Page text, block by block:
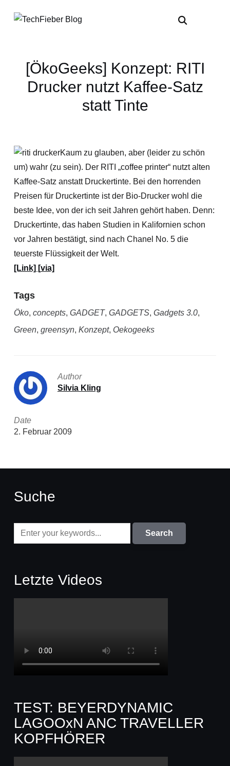
[ÖkoGeeks] Konzept: RITI
Drucker nutzt Kaffee-Satz
statt Tinte
Kaum zu glauben, aber (leider zu schön
um) wahr (zu sein). Der RITI „coffee printer“ nutzt alten
Kaffee-Satz anstatt Druckertinte. Bei den horrenden
Preisen für Druckertinte ist der Bio-Drucker wohl die
beste Idee, von der ich seit Jahren gehört haben. Denn:
Druckertinte, das haben Studien in Kalifornien schon
vor Jahren bestätigt, sind nach Chanel No. 5 die
teuerste Flüssigkeit der Welt.
[Link] [via]
Tags
Öko, concepts, GADGET, GADGETS, Gadgets 3.0,
Green, greensyn, Konzept, Oekogeeks
Author
Silvia Kling
Date
2. Februar 2009
Suche
Letzte Videos
TEST: BEYERDYNAMIC
LAGOOxN ANC TRAVELLER
KOPFHÖRER